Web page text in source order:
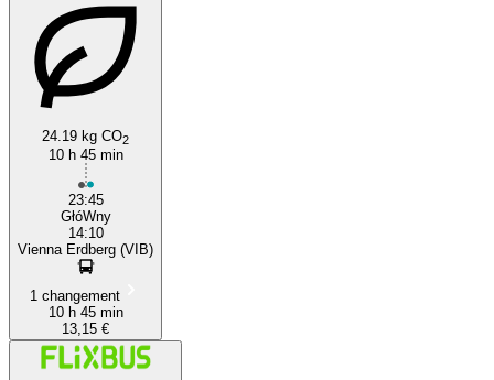
24.19 kg CO2
10 h 45 min
23:45
GłóWny
14:10
Vienna Erdberg (VIB)
1 changement
10 h 45 min
13,15 €